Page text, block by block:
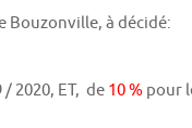
Bouzonville, à décidé:
2020, ET, de 10 % pour